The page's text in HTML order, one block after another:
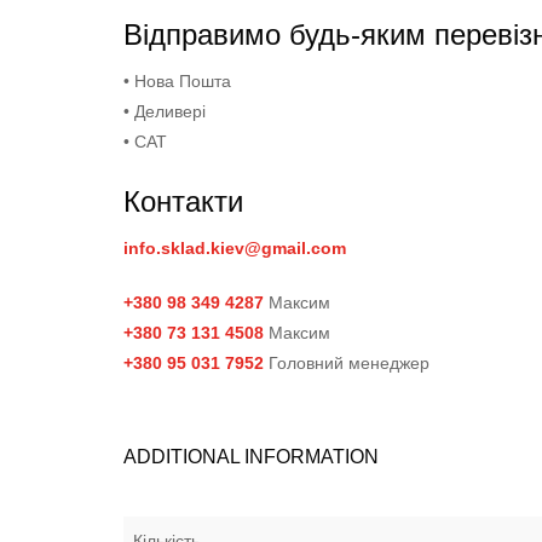
Відправимо будь-яким
• Нова Пошта
• Деливері
• САТ
Контакти
info.sklad.kiev@gmail.com
+380 98 349 4287 Максим
+380 73 131 4508 Максим
+380 95 031 7952 Головний менеджер
ADDITIONAL INFORMATION